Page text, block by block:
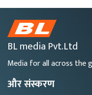
BL media Pvt.Ltd
Media for all across the
और संस्करण